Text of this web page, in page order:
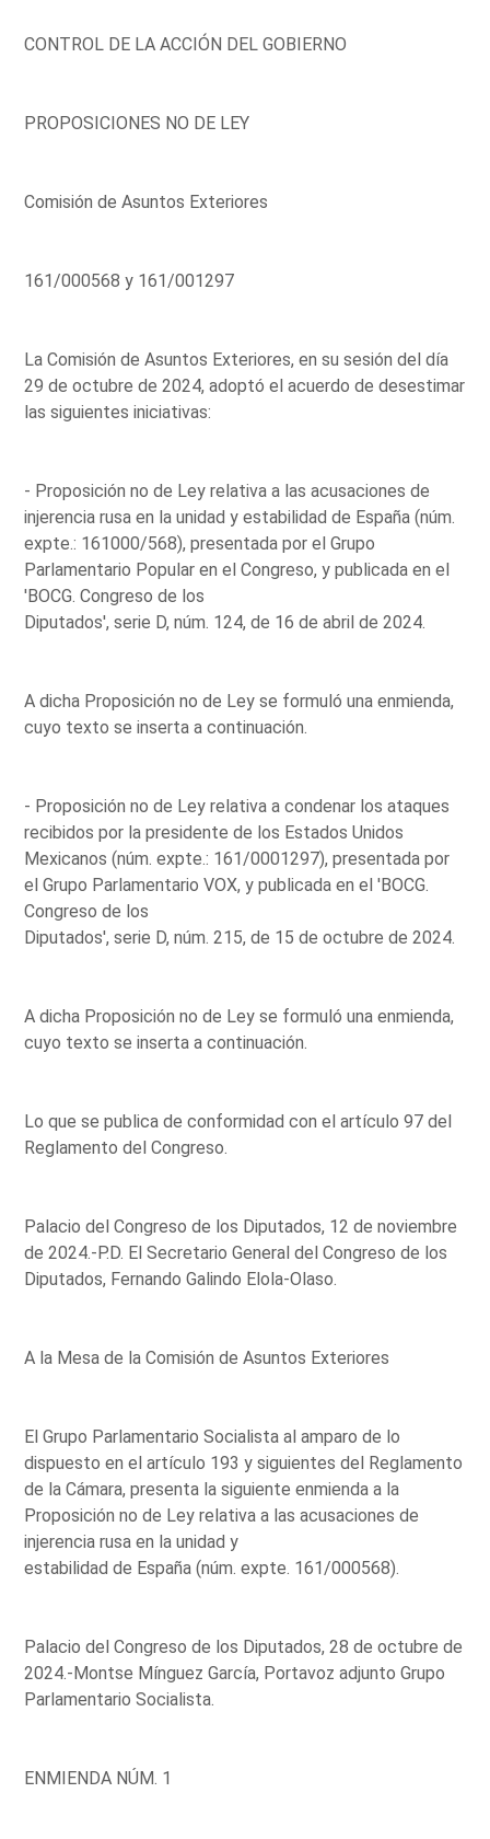
CONTROL DE LA ACCIÓN DEL GOBIERNO
PROPOSICIONES NO DE LEY
Comisión de Asuntos Exteriores
161/000568 y 161/001297
La Comisión de Asuntos Exteriores, en su sesión del día
29 de octubre de 2024, adoptó el acuerdo de desestimar
las siguientes iniciativas:
- Proposición no de Ley relativa a las acusaciones de
injerencia rusa en la unidad y estabilidad de España (núm.
expte.: 161000/568), presentada por el Grupo
Parlamentario Popular en el Congreso, y publicada en el
'BOCG. Congreso de los
Diputados', serie D, núm. 124, de 16 de abril de 2024.
A dicha Proposición no de Ley se formuló una enmienda,
cuyo texto se inserta a continuación.
- Proposición no de Ley relativa a condenar los ataques
recibidos por la presidente de los Estados Unidos
Mexicanos (núm. expte.: 161/0001297), presentada por
el Grupo Parlamentario VOX, y publicada en el 'BOCG.
Congreso de los
Diputados', serie D, núm. 215, de 15 de octubre de 2024.
A dicha Proposición no de Ley se formuló una enmienda,
cuyo texto se inserta a continuación.
Lo que se publica de conformidad con el artículo 97 del
Reglamento del Congreso.
Palacio del Congreso de los Diputados, 12 de noviembre
de 2024.-P.D. El Secretario General del Congreso de los
Diputados, Fernando Galindo Elola-Olaso.
A la Mesa de la Comisión de Asuntos Exteriores
El Grupo Parlamentario Socialista al amparo de lo
dispuesto en el artículo 193 y siguientes del Reglamento
de la Cámara, presenta la siguiente enmienda a la
Proposición no de Ley relativa a las acusaciones de
injerencia rusa en la unidad y
estabilidad de España (núm. expte. 161/000568).
Palacio del Congreso de los Diputados, 28 de octubre de
2024.-Montse Mínguez García, Portavoz adjunto Grupo
Parlamentario Socialista.
ENMIENDA NÚM. 1